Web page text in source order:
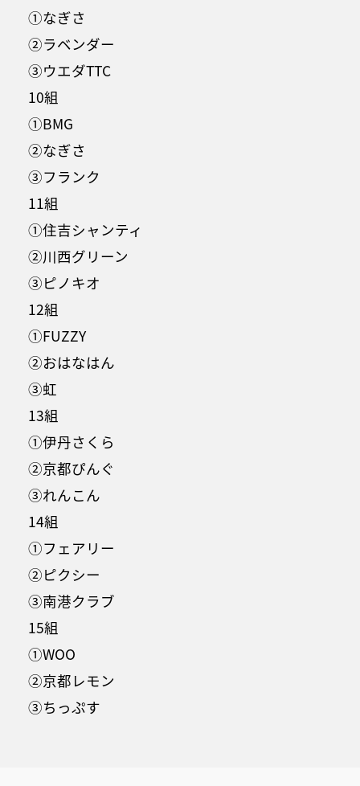
①なぎさ
②ラベンダー
③ウエダTTC
10組
①BMG
②なぎさ
③フランク
11組
①住吉シャンティ
②川西グリーン
③ピノキオ
12組
①FUZZY
②おはなはん
③虹
13組
①伊丹さくら
②京都ぴんぐ
③れんこん
14組
①フェアリー
②ピクシー
③南港クラブ
15組
①WOO
②京都レモン
③ちっぷす